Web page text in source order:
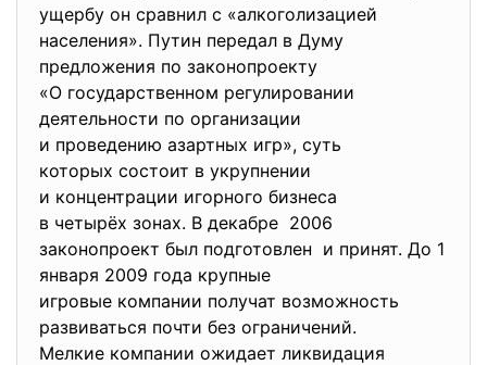
ущербу он сравнил с «алкоголизацией
населения». Путин передал в Думу
предложения по законопроекту
«О государственном регулировании
деятельности по организации
и проведению азартных игр», суть
которых состоит в укрупнении
и концентрации игорного бизнеса
в четырёх зонах. В декабре 2006
законопроект был подготовлен и принят. До 1
января 2009 года крупные
игровые компании получат возможность
развиваться почти без ограничений.
Мелкие компании ожидает ликвидация